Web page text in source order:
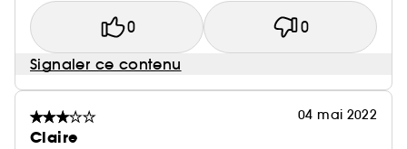
0 0
Signaler ce contenu
04 mai 2022
Claire